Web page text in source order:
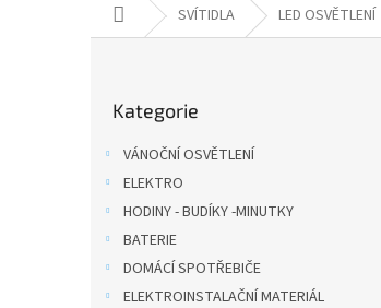
Domů SVÍTIDLA LED OSVĚTLENÍ
kategorie
Kategorie
VÁNOČNÍ OSVĚTLENÍ
ELEKTRO
HODINY - BUDÍKY -MINUTKY
BATERIE
DOMÁCÍ SPOTŘEBIČE
ELEKTROINSTALAČNÍ MATERIÁL